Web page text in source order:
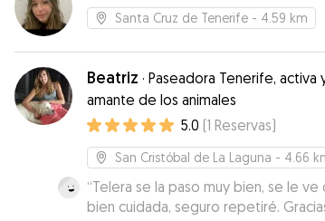
Santa Cruz de Tenerife - 4.59 km
Beatriz · Paseadora Tenerife, activa
amante de los animales
5.0 (1 Reservas)
San Cristóbal de La Laguna - 4.66
“Telera se la paso muy bien, se le
bien cuidada, seguro repetiré.